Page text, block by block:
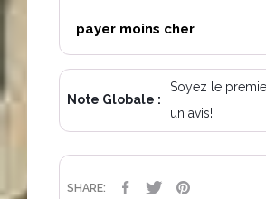
payer moins cher
Note Globale :
Soyez le
un avis!
SHARE: PARTAGER
TWEET